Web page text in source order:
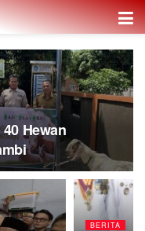
Hewan
BERITA